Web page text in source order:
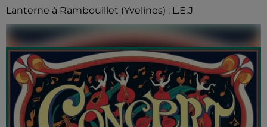
Lanterne à Rambouillet (Yvelines) : L.E.J